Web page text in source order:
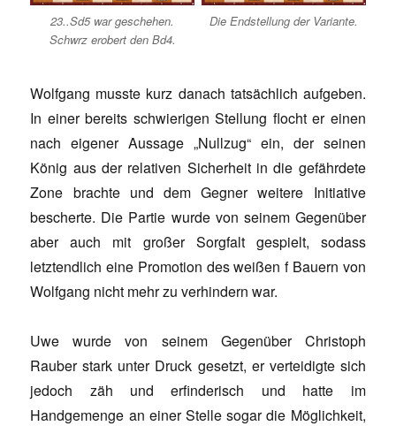
23..Sd5 war geschehen.
Schwrz erobert den Bd4.
Die Endstellung der Variante.
Wolfgang musste kurz danach tatsächlich aufgeben.
In einer bereits schwierigen Stellung flocht er einen
nach eigener Aussage „Nullzug“ ein, der seinen
König aus der relativen Sicherheit in die gefährdete
Zone brachte und dem Gegner weitere Initiative
bescherte. Die Partie wurde von seinem Gegenüber
aber auch mit großer Sorgfalt gespielt, sodass
letztendlich eine Promotion des weißen f Bauern von
Wolfgang nicht mehr zu verhindern war.
Uwe wurde von seinem Gegenüber Christoph
Rauber stark unter Druck gesetzt, er verteidigte sich
jedoch zäh und erfinderisch und hatte im
Handgemenge an einer Stelle sogar die Möglichkeit,